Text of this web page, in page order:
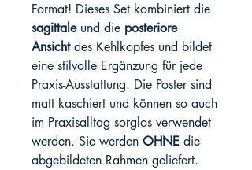
Format! Dieses Set kombiniert die
sagittaleund die posteriore
Ansichtdes Kehlkopfes und bildet
eine stilvolle Ergänzung für jede
Praxis-Ausstattung. Die Poster sind
matt kaschiert und können so auch
im Praxisalltag sorglos verwendet
werden. Sie werden OHNE die
abgebildeten Rahmen geliefert.